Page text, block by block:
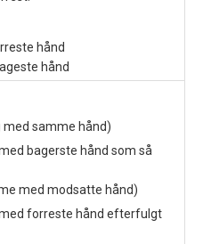
hånd
hånd
med samme hånd)
bagerste hånd som så
med modsatte hånd)
forreste hånd efterfulgt